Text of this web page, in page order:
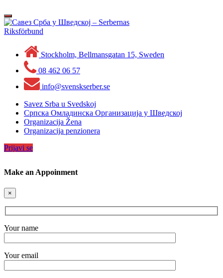
to
content
Toggle
navigation
Stockholm, Bellmansgatan 15, Sweden
08 462 06 57
info@svenskserber.se
Savez Srba u Svedskoj
Српска Омладинска Организација у Шведској
Organizacija Žena
Organizacija penzionera
Prijavi se
Make an Appoinment
×
Your name
Your email